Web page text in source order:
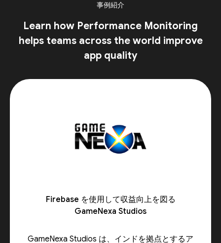
事例紹介
Learn how Performance Monitoring
helps teams across the world improve
app quality
Firebase を使用して収益向上を図る
GameNexa Studios
GameNexa Studios は、インドを拠点とするア